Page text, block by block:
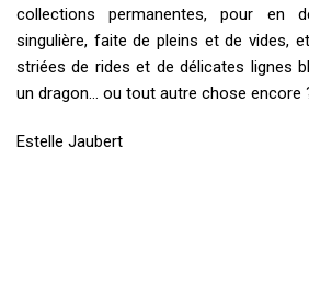
collections permanentes, pour en
singulière, faite de pleins et de vides,
striées de rides et de délicates lignes
un dragon… ou tout autre chose encore
Estelle Jaubert